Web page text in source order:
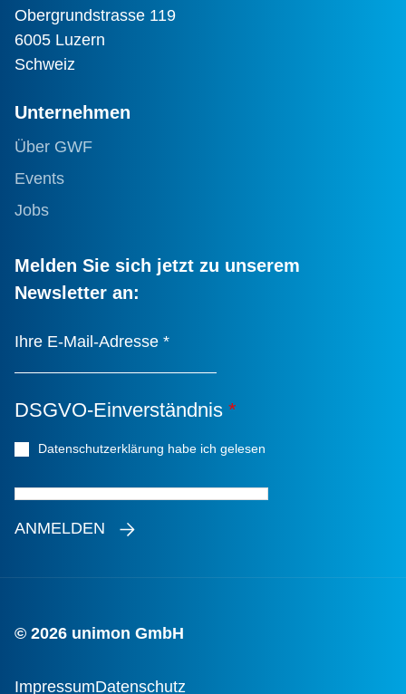
Obergrundstrasse 119
6005 Luzern
Schweiz
Unternehmen
Über GWF
Events
Jobs
Melden Sie sich jetzt zu unserem
Newsletter an:
Ihre E-Mail-Adresse *
DSGVO-Einverständnis *
Datenschutzerklärung habe ich gelesen
ANMELDEN
© 2026 unimon GmbH
ImpressumDatenschutz